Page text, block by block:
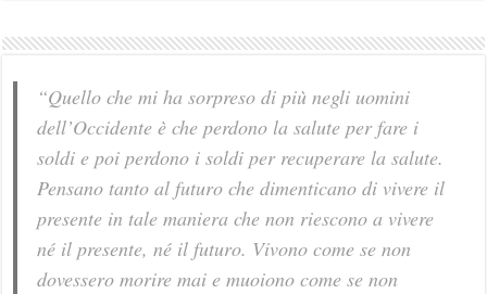
“Quello che mi ha sorpreso di più negli uomini
dell’Occidente è che perdono la salute per fare i
soldi e poi perdono i soldi per recuperare la salute.
Pensano tanto al futuro che dimenticano di vivere il
presente in tale maniera che non riescono a vivere
né il presente, né il futuro. Vivono come se non
dovessero morire mai e muoiono come se non